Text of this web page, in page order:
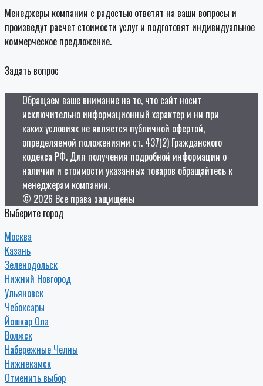
Менеджеры компании с радостью ответят на ваши вопросы и
произведут расчет стоимости услуг и подготовят индивидуальное
коммерческое предложение.
Задать вопрос
Обращаем ваше внимание на то, что сайт носит
исключительно информационный характер и ни при
каких условиях не является публичной офертой,
определяемой положениями ст. 437(2) Гражданского
кодекса РФ. Для получения подробной информации о
наличии и стоимости указанных товаров обращайтесь к
менеджерам компании.
© 2026 Все права защищены
Выберите город
Москва
Казань
Зеленодольск
Нижний Новгород
Ульяновск
Чебоксары
Йошкар Ола
Волжск
Набережные Челны
Нижнекамск
Отменить выбор